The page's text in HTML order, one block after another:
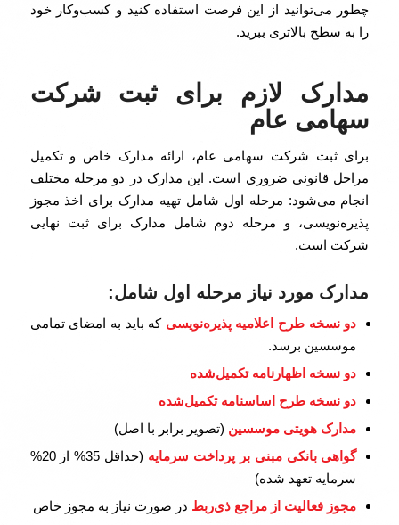
چطور می‌توانید از این فرصت استفاده کنید و کسب‌وکار خود
را به سطح بالاتری ببرید.
مدارک لازم برای ثبت شرکت
سهامی عام
برای ثبت شرکت سهامی عام، ارائه مدارک خاص و تکمیل
مراحل قانونی ضروری است. این مدارک در دو مرحله مختلف
انجام می‌شود: مرحله اول شامل تهیه مدارک برای اخذ مجوز
پذیره‌نویسی، و مرحله دوم شامل مدارک برای ثبت نهایی
شرکت است.
مدارک مورد نیاز مرحله اول شامل:
دو نسخه طرح اعلامیه پذیره‌نویسی که باید به امضای تمامی
موسسین برسد.
دو نسخه اظهارنامه تکمیل‌شده
دو نسخه طرح اساسنامه تکمیل‌شده
مدارک هویتی موسسین (تصویر برابر با اصل)
گواهی بانکی مبنی بر پرداخت سرمایه
(حداقل 35% از 20%
سرمایه تعهد شده)
مجوز فعالیت از مراجع ذی‌ربط در صورت نیاز به مجوز خاص